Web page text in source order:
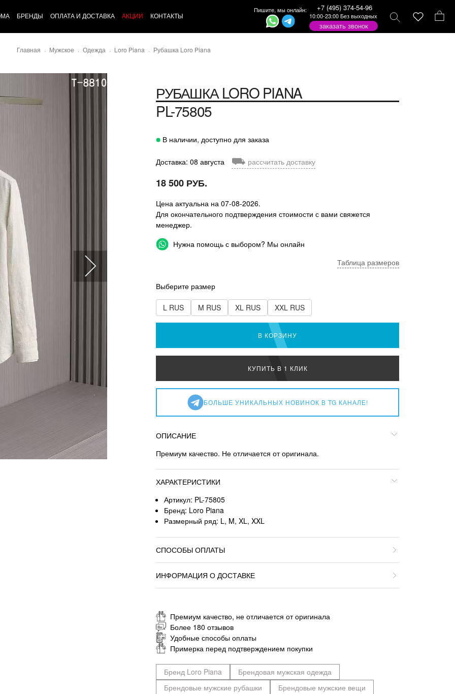
БРЕНДЫ ОПЛАТА И ДОСТАВКА АКЦИИ КОНТАКТЫ
Пишите, мы онлайн: +7 (495) 374-54-96
10:00-23:00 Без выходных
заказать звонок
Главная Мужское Одежда Loro Piana Рубашка Loro Piana
РУБАШКА LORO PIANA
PL-75805
В наличии, доступно для заказа
Доставка: 08 августа ⛟ рассчитать доставку
18 500 РУБ.
Цена актуальна на 07-08-2026.
Для окончательного подтверждения стоимости с вами свяжется
менеджер.
Нужна помощь с выбором? Мы онлайн
Таблица размеров
Выберите размер
L RUS M RUS XL RUS XXL RUS
В КОРЗИНУ
КУПИТЬ В 1 КЛИК
БОЛЬШЕ УНИКАЛЬНЫХ НОВИНОК В TG КАНАЛЕ!
ОПИСАНИЕ
Премиум качество. Не отличается от оригинала.
ХАРАКТЕРИСТИКИ
Артикул: PL-75805
Бренд: Loro Piana
Размерный ряд: L, M, XL, XXL
СПОСОБЫ ОПЛАТЫ
ИНФОРМАЦИЯ О ДОСТАВКЕ
Премиум качество, не отличается от оригинала
Более 180 отзывов
Удобные способы оплаты
Примерка перед подтверждением покупки
Бренд Loro Piana
Брендовая мужская одежда
Брендовые мужские рубашки
Брендовые мужские вещи